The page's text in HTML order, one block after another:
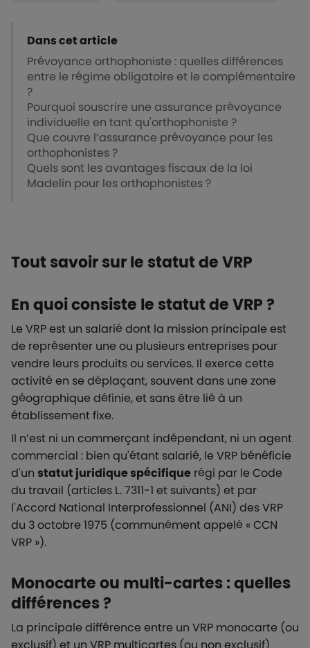
Dans cet article
Prévoyance orthophoniste : quelles différences
entre le régime obligatoire et le complémentaire
?
Pourquoi souscrire une assurance prévoyance
individuelle en tant qu'orthophoniste ?
Que couvre l’assurance prévoyance pour les
orthophonistes ?
Quels sont les avantages fiscaux de la loi
Madelin pour les orthophonistes ?
Tout savoir sur le statut de VRP
En quoi consiste le statut de VRP ?
Le VRP est un salarié dont la mission principale est
de représenter une ou plusieurs entreprises pour
vendre leurs produits ou services. Il exerce cette
activité en se déplaçant, souvent dans une zone
géographique définie, et sans être lié à un
établissement fixe.
Il n’est ni un commerçant indépendant, ni un agent
commercial : bien qu'étant salarié, le VRP bénéficie
d'un statut juridique spécifique régi par le Code
du travail (articles L. 7311-1 et suivants) et par
l'Accord National Interprofessionnel (ANI) des VRP
du 3 octobre 1975 (communément appelé « CCN
VRP »).
Monocarte ou multi-cartes : quelles
différences ?
La principale différence entre un VRP monocarte (ou